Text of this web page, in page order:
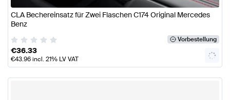
CLA Bechereinsatz für Zwei Flaschen C174 Original Mercedes
Benz
Vorbestellung
€36.33
€43.96incl. 21% LV VAT